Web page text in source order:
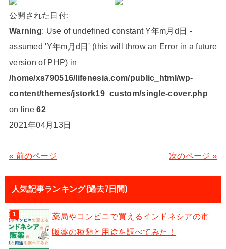
公開された日付:
Warning: Use of undefined constant Y年m月d日 -
assumed 'Y年m月d日' (this will throw an Error in a future
version of PHP) in
/home/xs790516/lifenesia.com/public_html/wp-
content/themes/jstork19_custom/single-cover.php
on line62
2021年04月13日
« 前のページ 次のページ »
人気記事ランキング(過去7日間)
薬局やコンビニで買えるインドネシアの市
販薬の種類と用途を調べてみた！